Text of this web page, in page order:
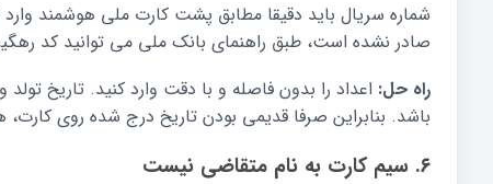
شماره سریال باید دقیقا مطابق پشت کارت ملی هوشمند
صادر نشده است، طبق راهنمای بانک ملی می توانید کد
راه حل: اعداد را بدون فاصله و با دقت وارد کنید. تاریخ
باشد. بنابراین صرفا قدیمی بودن تاریخ درج شده روی
۶. سیم کارت به نام متقاضی نیست